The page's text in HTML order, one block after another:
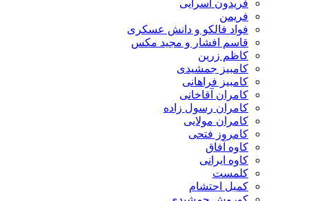
فریدون آسرایی
فریمن
فواد فالکو و دانش عسکری
قاسم افشار و مجید مکس
کاظم زرین
کامبیز جمشیدی
کامبیز فراهانی
کامران آقاخانی
کامران رسول زاده
کامران مولایی
کامروز فتحی
کاوه آفاق
کاوه ایرانی
کلمست
کمیل احتشام